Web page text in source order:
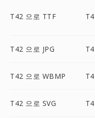
T42 으로 TTF
T42 으로 JPG
T42 으로 WBMP
T42 으로 SVG